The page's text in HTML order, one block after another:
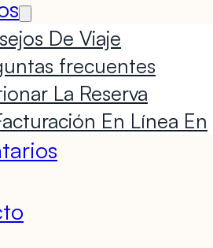
De Viaje
frecuentes
La Reserva
En Línea En